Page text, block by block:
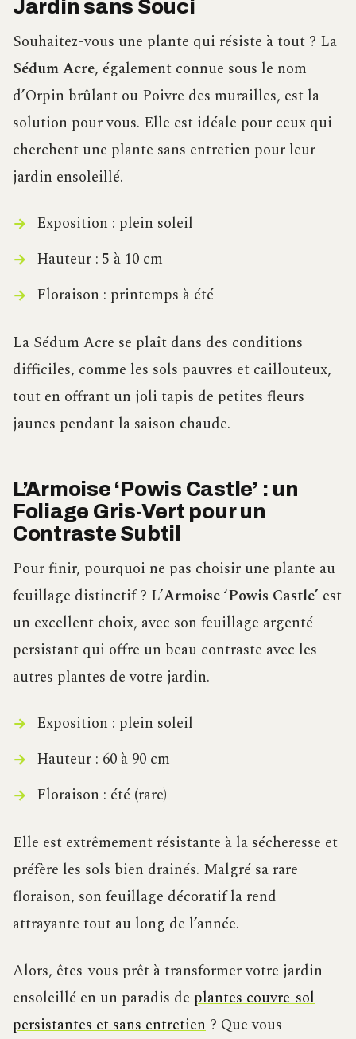
Jardin sans Souci
Souhaitez-vous une plante qui résiste à tout ? La
Sédum Acre, également connue sous le nom
d’Orpin brûlant ou Poivre des murailles, est la
solution pour vous. Elle est idéale pour ceux qui
cherchent une plante sans entretien pour leur
jardin ensoleillé.
Exposition : plein soleil
Hauteur : 5 à 10 cm
Floraison : printemps à été
La Sédum Acre se plaît dans des conditions
difficiles, comme les sols pauvres et caillouteux,
tout en offrant un joli tapis de petites fleurs
jaunes pendant la saison chaude.
L’Armoise ‘Powis Castle’ : un
Foliage Gris-Vert pour un
Contraste Subtil
Pour finir, pourquoi ne pas choisir une plante au
feuillage distinctif ? L’Armoise ‘Powis Castle’ est
un excellent choix, avec son feuillage argenté
persistant qui offre un beau contraste avec les
autres plantes de votre jardin.
Exposition : plein soleil
Hauteur : 60 à 90 cm
Floraison : été (rare)
Elle est extrêmement résistante à la sécheresse et
préfère les sols bien drainés. Malgré sa rare
floraison, son feuillage décoratif la rend
attrayante tout au long de l’année.
Alors, êtes-vous prêt à transformer votre jardin
ensoleillé en un paradis de plantes couvre-sol
persistantes et sans entretien ? Que vous